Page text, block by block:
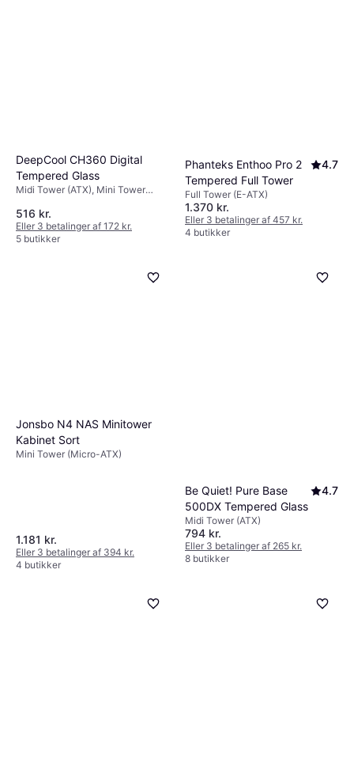
DeepCool CH360 Digital
Tempered Glass
Midi Tower (ATX), Mini Tower
516 kr.
Eller 3 betalinger af 172 kr.
5 butikker
Phanteks Enthoo Pro 2
Tempered Full Tower
4.7
Full Tower (E-ATX)
1.370 kr.
Eller 3 betalinger af 457 kr.
4 butikker
Jonsbo N4 NAS Minitower
Kabinet Sort
Mini Tower (Micro-ATX)
1.181 kr.
Eller 3 betalinger af 394 kr.
4 butikker
Be Quiet! Pure Base
500DX Tempered Glass
4.7
Midi Tower (ATX)
794 kr.
Eller 3 betalinger af 265 kr.
8 butikker